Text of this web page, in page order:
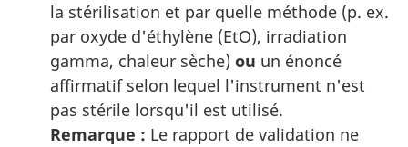
la stérilisation et par quelle méthode (p. ex.
par oxyde d'éthylène (EtO), irradiation
gamma, chaleur sèche) ou un énoncé
affirmatif selon lequel l'instrument n'est
pas stérile lorsqu'il est utilisé.
Remarque : Le rapport de validation ne